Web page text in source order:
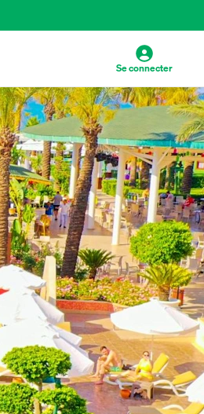
Se connecter